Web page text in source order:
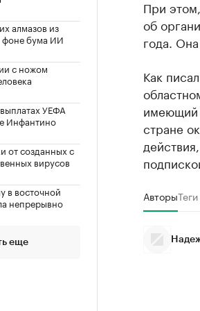
алмазов из
фоне бума ИИ
с ножом
УЕФА
Инфантино
от созданных с
вирусов
в восточной
непрерывно
еще
При
об
года.
Как
имеющий
стране
АвторыТеги